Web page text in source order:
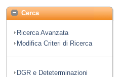
Cerca
Ricerca Avanzata
Modifica Criteri di Ricerca
DGR e Deteterminazioni